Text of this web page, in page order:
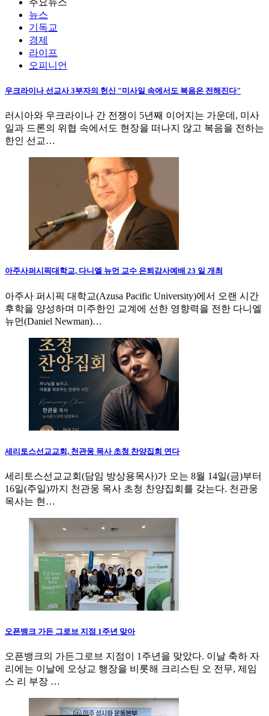
뉴스
기독교
경제
라이프
오피니언
우크라이나 선교사 3부자의 헌신 "미사일 속에서도 복음은 전해진다"
러시아와 우크라이나 간 전쟁이 5년째 이어지는 가운데, 미사
일과 드론의 위협 속에서도 현장을 떠나지 않고 복음을 전하는
한인 선교…
아주사퍼시픽대학교, 다니엘 뉴먼 교수 은퇴감사예배 23 일 개최
아주사 퍼시픽 대학교(Azusa Pacific University)에서 오랜 시간
후학을 양성하며 미주한인 교계에 선한 영향력을 전한 다니엘
뉴먼(Daniel Newman)…
세리토스선교교회, 천관웅 목사 초청 찬양집회 연다
세리토스선교교회(담임 방상용목사)가 오는 8월 14일(금)부터
16일(주일)까지 천관웅 목사 초청 찬양집회를 갖는다. 천관웅
목사는 현…
오픈뱅크 가든 그로브 지점 1주년 맞아
오픈뱅크의 가든그로브 지점이 1주년을 맞았다. 이날 축하 자
리에는 이날에 오상교 행장을 비롯해 크리스틴 오 전무, 제임
스 리 부장 …